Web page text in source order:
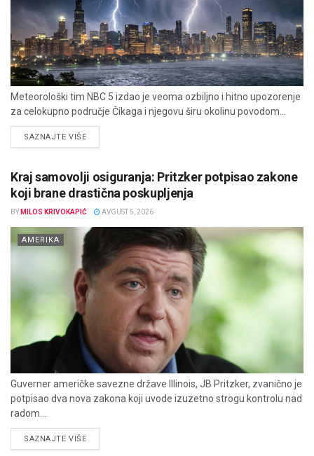
Meteorološki tim NBC 5 izdao je veoma ozbiljno i hitno upozorenje
za celokupno područje Čikaga i njegovu širu okolinu povodom...
SAZNAJTE VIŠEDETAILS
Kraj samovolji osiguranja: Pritzker potpisao zakone
koji brane drastična poskupljenja
BY MILOS KRIVOKAPIĆ AVGUST 5, 2026
AMERIKA
Guverner američke savezne države Illinois, JB Pritzker, zvanično je
potpisao dva nova zakona koji uvode izuzetno strogu kontrolu nad
radom...
SAZNAJTE VIŠEDETAILS